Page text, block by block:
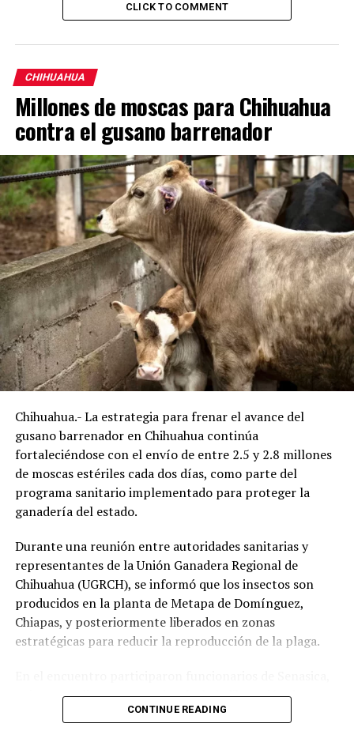
CLICK TO COMMENT
CHIHUAHUA
Millones de moscas para Chihuahua
contra el gusano barrenador
Chihuahua.- La estrategia para frenar el avance del
gusano barrenador en Chihuahua continúa
fortaleciéndose con el envío de entre 2.5 y 2.8 millones
de moscas estériles cada dos días, como parte del
programa sanitario implementado para proteger la
ganadería del estado.
Durante una reunión entre autoridades sanitarias y
representantes de la Unión Ganadera Regional de
Chihuahua (UGRCH), se informó que los insectos son
producidos en la planta de Metapa de Domínguez,
Chiapas, y posteriormente liberados en zonas
estratégicas para reducir la reproducción de la plaga.
quienes explicaron que, además de la liberación de
moscas estériles, es indispensable mantener una
CONTINUE READING